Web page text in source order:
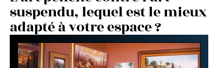
suspendu, lequel est le mieux
adapté à votre espace ?